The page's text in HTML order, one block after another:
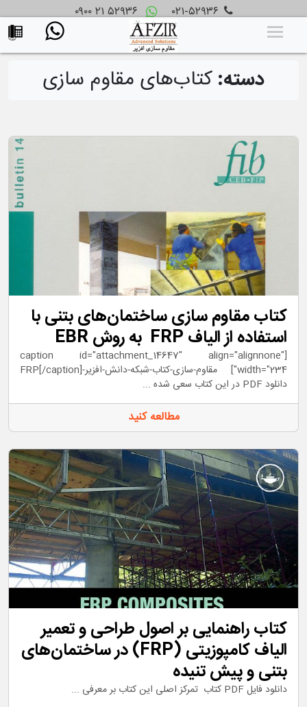
۰۲۱-۵۲۹۳۶ ۰۹۰۰ ۲۱ ۵۲۹۳۶
دسته:کتاب‌های مقاوم سازی
کتاب مقاوم سازی ساختمان‌های بتنی با
استفاده از الیاف FRP به روش EBR
[caption id="attachment_14647" align="alignnone"
width="234"] مقاوم-سازی-کتاب-شبکه-دانش-افزیر-FRP[/caption]
دانلود PDF در این کتاب سعی شده ...
مطالعه کنید
کتاب راهنمایی بر اصول طراحی و تعمیر
الیاف کامپوزیتی (FRP) در ساختمان‌های
بتنی و پیش تنیده
دانلود فایل PDF کتاب تمرکز اصلی این کتاب بر معرفی ...